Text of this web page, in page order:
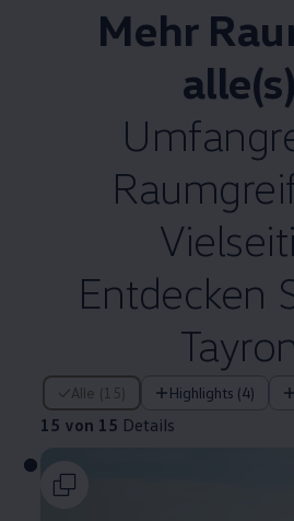
Mehr
Entdecken
Alle (15) Highlights (4)
15 von 15 Details
15 von 15 Details